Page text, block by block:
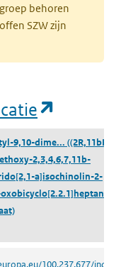
behoren
SZW zijn
9,10-dime... ((2R,11bR)-
2,3,4,6,7,11b-
a]isochinolin-2-
1-
100.237.677/